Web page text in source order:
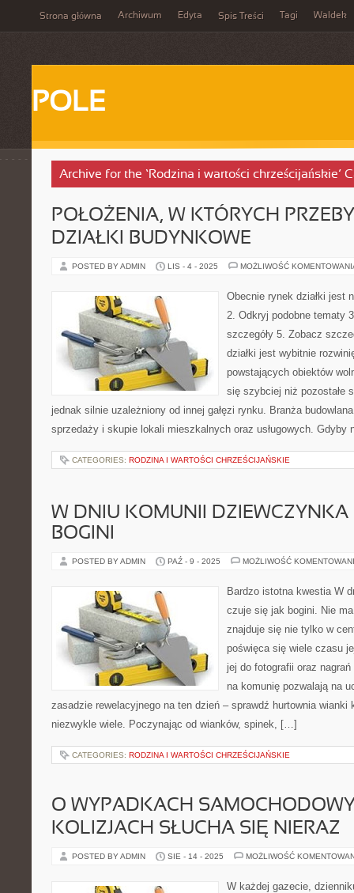
Strona główna Archiwum Edyta Spis Treści Tagi Waldek
POLE
Archive for the ‘Rodzina i wartości chrześcijańskie’
POŁOŻENIA, W KTÓRYCH
DZIAŁKI BUDYNKOWE
POSTED BY ADMIN LIS - 4 - 2025 MOŻLIWOŚĆ
Obecnie rynek działki jest
2. Odkryj podobne tematy
szczegóły 5. Zobacz
działki jest wybitnie
powstających obiektów
się szybciej niż pozostałe
jednak silnie uzależniony od innej gałęzi rynku. Branża
sprzedaży i skupie lokali mieszkalnych oraz usługowych. Gdyby
CATEGORIES: RODZINA I WARTOŚCI CHRZEŚCIJAŃSKIE
W DNIU KOMUNII DZIEWCZYNKA
BOGINI
POSTED BY ADMIN PAŹ - 9 - 2025 MOŻLIWOŚĆ
Bardzo istotna kwestia W
czuje się jak bogini. Nie
znajduje się nie tylko w
poświęca się wiele czasu
jej do fotografii oraz
na komunię pozwalają na
zasadzie rewelacyjnego na ten dzień – sprawdź hurtownia wianki
niezwykle wiele. Poczynając od wianków, spinek, […]
CATEGORIES: RODZINA I WARTOŚCI CHRZEŚCIJAŃSKIE
O WYPADKACH
KOLIZJACH SŁUCHA SIĘ NIERAZ
POSTED BY ADMIN SIE - 14 - 2025 MOŻLIWOŚĆ
W każdej gazecie,